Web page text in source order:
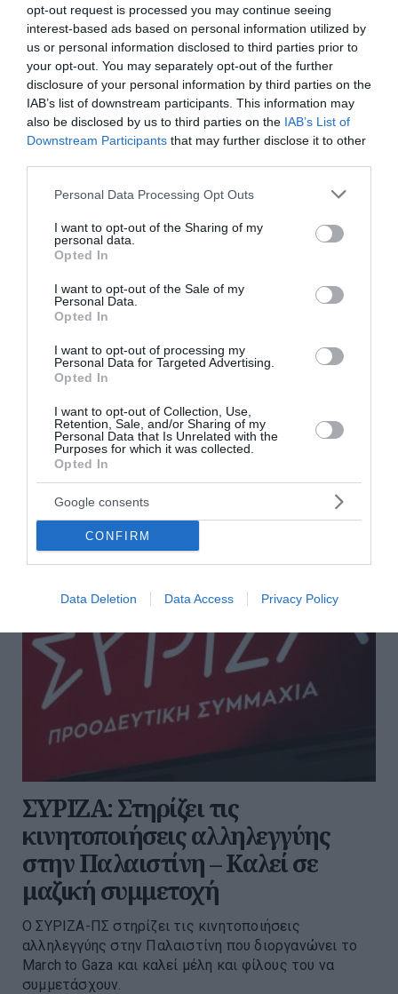
opt-out request is processed you may continue seeing
interest-based ads based on personal information utilized by
us or personal information disclosed to third parties prior to
your opt-out. You may separately opt-out of the further
disclosure of your personal information by third parties on the
IAB’s list of downstream participants. This information may
also be disclosed by us to third parties on the IAB’s List of
Downstream Participants that may further disclose it to other
Please note that this website/app uses one or more Google
not limited to your visit or usage behaviour. You may click to
grant or deny consent to Google and its third-party tags to
use your data for below specified purposes in below Google
consent section.
Personal Data Processing Opt Outs
I want to opt-out of the Sharing of my
personal data.
Opted In
I want to opt-out of the Sale of my
Personal Data.
Opted In
I want to opt-out of processing my
Personal Data for Targeted Advertising.
Opted In
I want to opt-out of Collection, Use,
Retention, Sale, and/or Sharing of my
Personal Data that Is Unrelated with the
Purposes for which it was collected.
Opted In
Google consents
CONFIRM
Data Deletion Data Access Privacy Policy
Νέα αποχώρηση από το κόμμα
της Μαρίας Καρυστιανού – Τι
καταγγέλλει ο Νίκος
Μπρουτζάκης
Συνεχίζονται οι αποχωρήσεις από την «Ελπίδα για τη
Δημοκρατία». Ο επιχειρηματίας Νίκος Μπρουτζάκης
ανακοίνωσε την αποχώρησή του από το κόμμα της
Μαρίας Καρυστιανού. Ο επιχειρηματίας άφησε
αιχμές για τον τρό...
19:05 | 08 Αυγούστου 2026 Πολιτική
ΣΥΡΙΖΑ: Στηρίζει τις
κινητοποιήσεις αλληλεγγύης
στην Παλαιστίνη – Καλεί σε
μαζική συμμετοχή
Ο ΣΥΡΙΖΑ-ΠΣ στηρίζει τις κινητοποιήσεις
αλληλεγγύης στην Παλαιστίνη που διοργανώνει το
March to Gaza και καλεί μέλη και φίλους του να
συμμετάσχουν.